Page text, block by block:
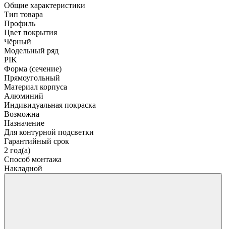
Общие характеристики
Тип товара
Профиль
Цвет покрытия
Чёрный
Модельный ряд
PIK
Форма (сечение)
Прямоугольный
Материал корпуса
Алюминий
Индивидуальная покраска
Возможна
Назначение
Для контурной подсветки
Гарантийный срок
2 год(а)
Способ монтажа
Накладной